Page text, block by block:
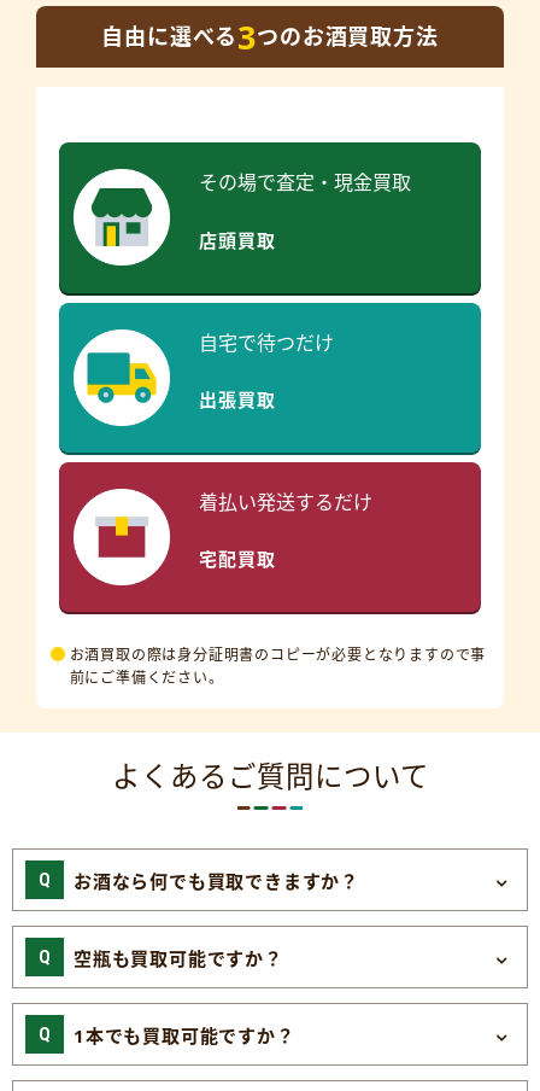
自由に選べる3つのお酒買取方法
その場で査定・現金買取
店頭買取
自宅で待つだけ
出張買取
着払い発送するだけ
宅配買取
お酒買取の際は身分証明書のコピーが必要となりますので事
前にご準備ください。
よくあるご質問について
お酒なら何でも買取できますか？
空瓶も買取可能ですか？
1本でも買取可能ですか？